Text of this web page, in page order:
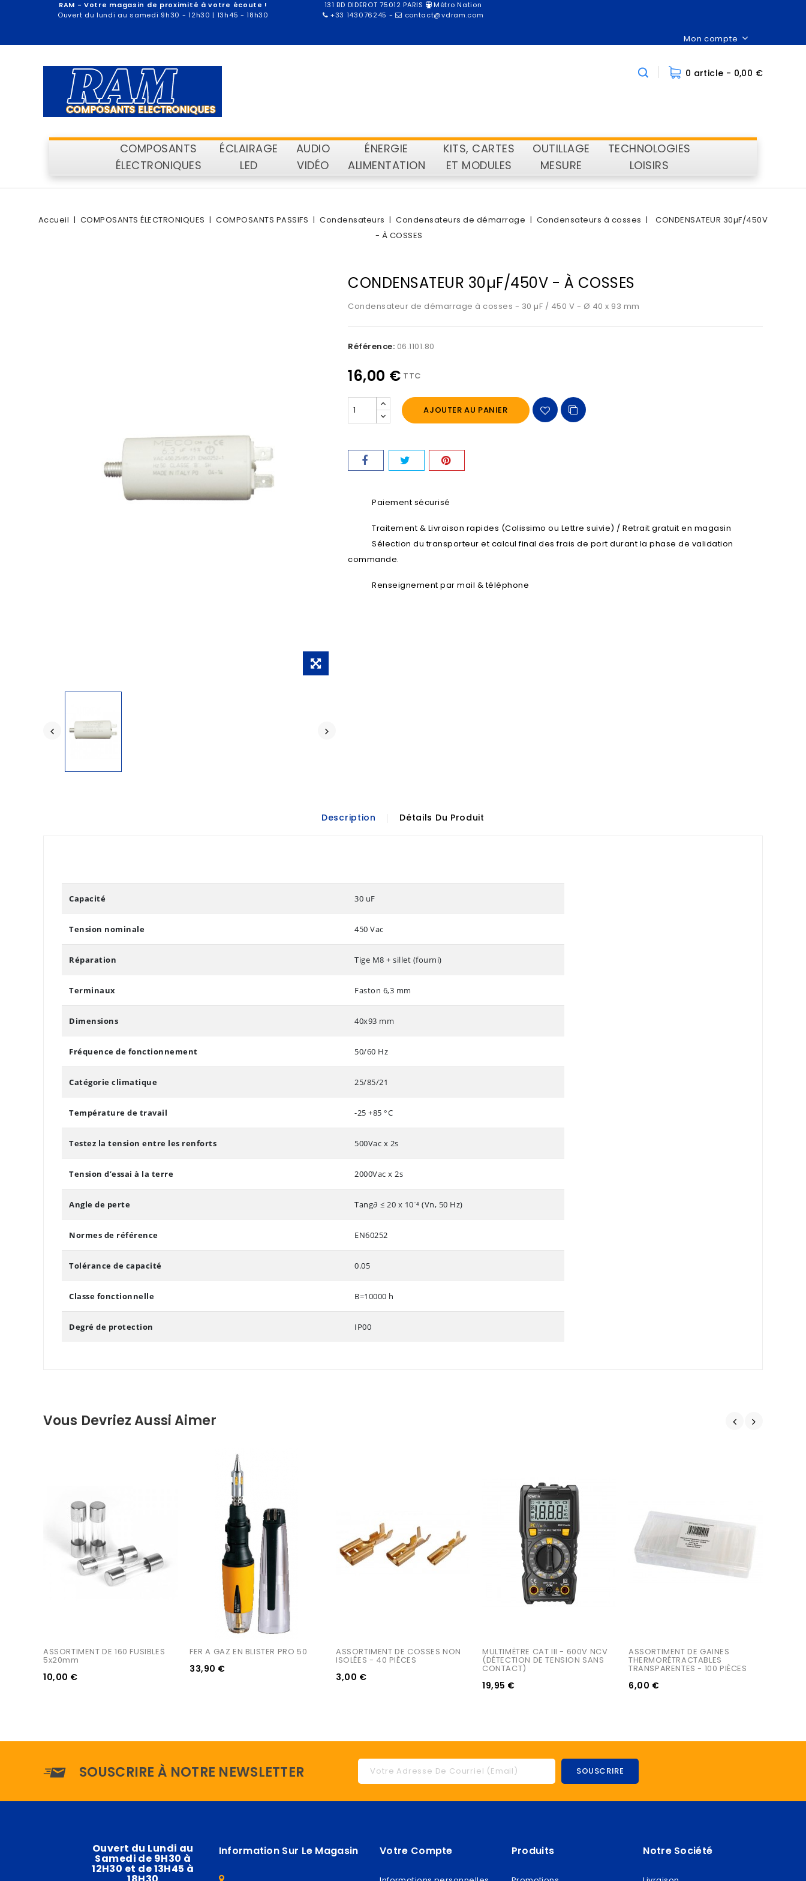
RAM - Votre magasin de proximité à votre écoute !
Ouvert du lundi au samedi 9h30 - 12h30 | 13h45 - 18h30
131 BD DIDEROT 75012 PARIS
Métro Nation
+33 143076245 - contact@vdram.com
Mon compte
0 article - 0,00 €
COMPOSANTS
ÉLECTRONIQUES
ÉCLAIRAGE
LED
AUDIO
VIDÉO
ÉNERGIE
ALIMENTATION
KITS, CARTES
ET MODULES
OUTILLAGE
MESURE
TECHNOLOGIES
LOISIRS
Accueil COMPOSANTS ÉLECTRONIQUES COMPOSANTS PASSIFS Condensateurs Condensateurs de démarrage Condensateurs à cosses
CONDENSATEUR 30µF/450V
- À COSSES
CONDENSATEUR 30µF/450V - À COSSES
Condensateur de démarrage à cosses - 30 µF / 450 V - Ø 40 x 93 mm
Référence: 06.1101.80
16,00 € TTC
AJOUTER AU PANIER
Paiement sécurisé
Traitement & Livraison rapides (Colissimo ou Lettre suivie) / Retrait gratuit en magasin
Sélection du transporteur et calcul final des frais de port durant la phase de validation
commande.
Renseignement par mail & téléphone
Description Détails Du Produit
Capacité 30 uF
Tension nominale 450 Vac
Réparation Tige M8 + sillet (fourni)
Terminaux Faston 6,3 mm
Dimensions 40x93 mm
Fréquence de fonctionnement 50/60 Hz
Catégorie climatique 25/85/21
Température de travail -25 +85 °C
Testez la tension entre les renforts 500Vac x 2s
Tension d’essai à la terre 2000Vac x 2s
Angle de perte Tang∂ ≤ 20 x 10⁻⁴ (Vn, 50 Hz)
Normes de référence EN60252
Tolérance de capacité 0.05
Classe fonctionnelle B=10000 h
Degré de protection IP00
Vous Devriez Aussi Aimer
ASSORTIMENT DE 160 FUSIBLES
5x20mm
10,00 €
FER A GAZ EN BLISTER PRO 50
33,90 €
ASSORTIMENT DE COSSES NON
ISOLÉES - 40 PIÈCES
3,00 €
MULTIMÈTRE CAT III - 600V NCV
(DÉTECTION DE TENSION SANS
CONTACT)
19,95 €
ASSORTIMENT DE GAINES
THERMORÉTRACTABLES
TRANSPARENTES - 100 PIÈCES
6,00 €
SOUSCRIRE À NOTRE NEWSLETTER
Ouvert du Lundi au
Samedi de 9H30 à
12H30 et de 13H45 à
Information Sur Le Magasin Votre Compte Produits Notre Société